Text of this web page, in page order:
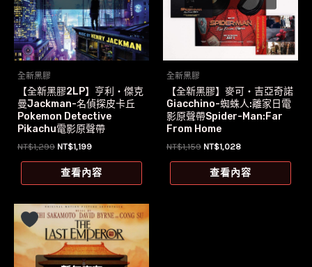
全新黑膠
【全新黑膠2LP】亨利‧傑克
曼Jackman-名偵探皮卡丘
Pokemon Detective
Pikachu電影原聲帶
NT$1,299 原
價
格：
NT$1,199目
價
格：
查看內容
全新黑膠
【全新黑膠】麥可‧吉亞奇諾
Giacchino-蜘蛛人:離家日電
影原聲帶Spider-Man:Far
From Home
NT$1,159 原
價
格：
NT$1,028目
價
格：
查看內容